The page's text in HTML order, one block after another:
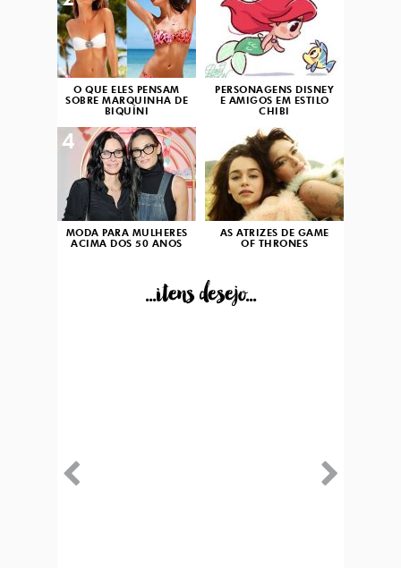
O QUE ELES PENSAM
SOBRE MARQUINHA DE
BIQUÍNI
PERSONAGENS DISNEY
E AMIGOS EM ESTILO
CHIBI
MODA PARA MULHERES
ACIMA DOS 50 ANOS
4
AS ATRIZES DE GAME
OF THRONES
...itens desejo...